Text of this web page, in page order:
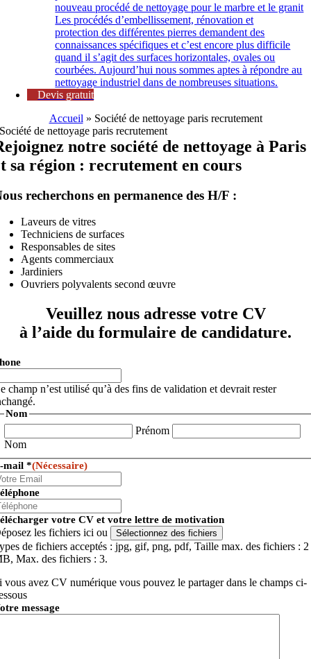
nouveau procédé de nettoyage pour le marbre et le granit
Les procédés d’embellissement, rénovation et
protection des différentes pierres demandent des
connaissances spécifiques et c’est encore plus difficile
quand il s’agit des surfaces horizontales, ovales ou
courbées. Aujourd’hui nous sommes aptes à répondre au
nettoyage industriel dans de nombreuses situations.
Devis gratuit
Accueil » Société de nettoyage paris recrutement
Société de nettoyage paris recrutement
notre société de nettoyage à Paris
sa région : recrutement en cours
recherchons en permanence des H/F :
Laveurs de vitres
Techniciens de surfaces
Responsables de sites
Agents commerciaux
Jardiniers
Ouvriers polyvalents second œuvre
Veuillez nous adresse votre CV
à l’aide du formulaire de candidature.
champ n’est utilisé qu’à des fins de validation et devrait rester
Nom
Prénom
Nom
mail *(Nécessaire)
votre CV et votre lettre de motivation
les fichiers ici ou Sélectionnez des fichiers
de fichiers acceptés : jpg, gif, png, pdf, Taille max. des fichiers : 2
Max. des fichiers : 3.
vous avez CV numérique vous pouvez le partager dans le champs ci-
message